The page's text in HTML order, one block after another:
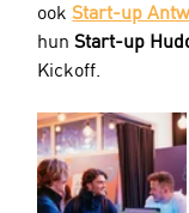
ook Start-up
hun Start-up
Kickoff.